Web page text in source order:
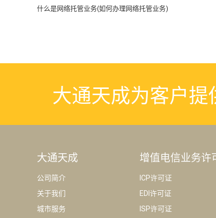
什么是网络托管业务(如何办理网络托管业务)
大通天成为客户提
大通天成
公司简介
关于我们
城市服务
增值电信业务许
ICP许可证
EDI许可证
ISP许可证